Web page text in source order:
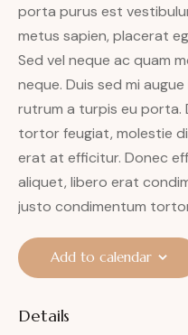
porta purus est
metus sapien, placerat
Sed vel neque ac quam
neque. Duis sed mi
rutrum a turpis eu porta.
tortor feugiat, molestie
erat at efficitur. Donec
aliquet, libero erat
justo condimentum
Add to calendar
Details